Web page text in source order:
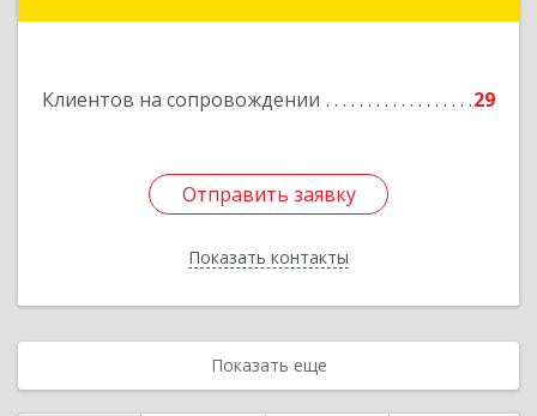
Клиентов на сопровождении 29
Отправить заявку
Показать контакты
Отправить заявку
Назад
Показать еще